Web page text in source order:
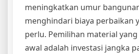
meningkatkan umur
menghindari biaya perbaikan
perlu. Pemilihan material yang
awal adalah investasi jangka